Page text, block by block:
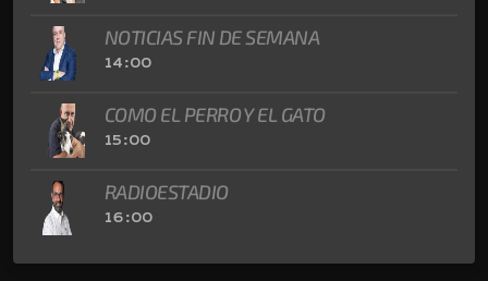
NOTICIAS FIN DE SEMANA
14:00
COMO EL PERRO Y EL GATO
15:00
RADIOESTADIO
16:00